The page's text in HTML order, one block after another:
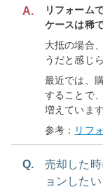
A.
リフォーム
ケースは稀で
大抵の場合
うだと感じ
最近では、
することで
増えています
参考： リフ
Q.
売却した
ョンしたい